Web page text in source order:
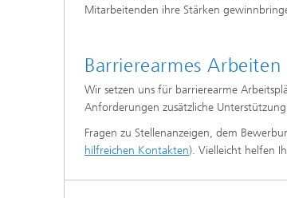
Mitarbeitenden ihre Stärken
Barrierearmes
Wir setzen uns für barrierearme
Anforderungen zusätzliche
Fragen zu Stellenanzeigen, dem
hilfreichen Kontakten). Vielleicht helfen